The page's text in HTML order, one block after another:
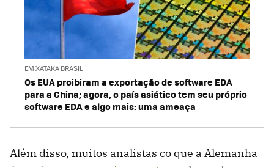
EM XATAKA BRASIL
Os EUA proibiram a exportação de software EDA
para a China; agora, o país asiático tem seu próprio
software EDA e algo mais: uma ameaça
Além disso, muitos analistas co que a Alemanha